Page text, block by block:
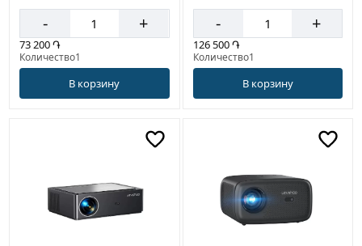
- +
73 200 ֏
Количество1
В корзину
- +
126 500 ֏
Количество1
В корзину